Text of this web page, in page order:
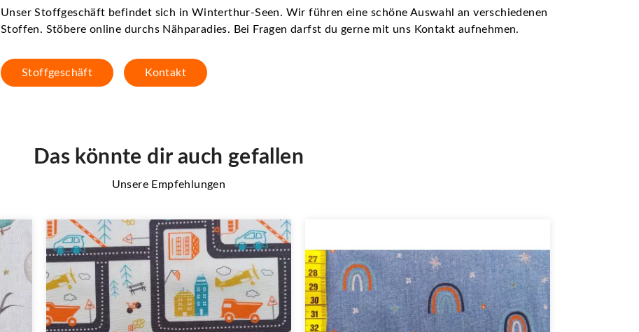
Unser Stoffgeschäft befindet sich in Winterthur-Seen. Wir führen eine schöne Auswahl an verschiedenen
Stoffen. Stöbere online durchs Nähparadies. Bei Fragen darfst du gerne mit uns Kontakt aufnehmen.
Stoffgeschäft Kontakt
Das könnte dir auch gefallen
Unsere Empfehlungen